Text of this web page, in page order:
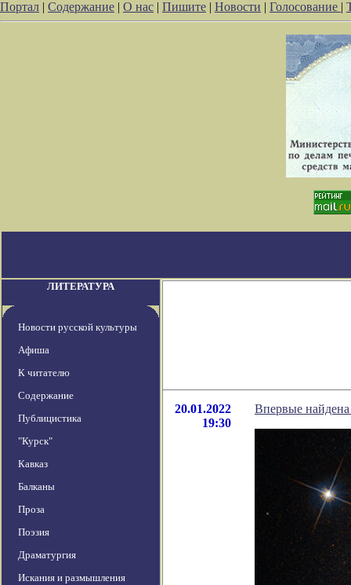
Портал | Содержание | О нас | Пишите | Новости | Голосование |
ЛИТЕРАТУРА
Новости русской культуры
Афиша
К читателю
Содержание
Публицистика
"Курск"
Кавказ
Балканы
Проза
Поэзия
Драматургия
Искания и размышления
20.01.2022
19:30
Впервые найдена